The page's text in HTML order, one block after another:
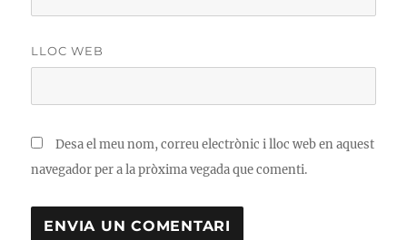
LLOC WEB
Desa el meu nom, correu electrònic i lloc web en aquest
navegador per a la pròxima vegada que comenti.